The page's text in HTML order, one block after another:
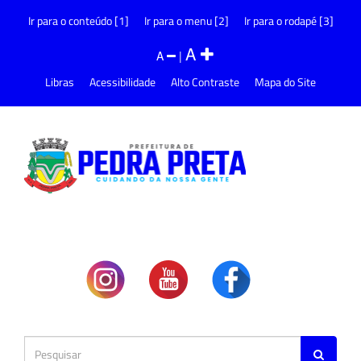
Ir para o conteúdo [1] Ir para o menu [2] Ir para o rodapé [3]
A |A
Libras Acessibilidade Alto Contraste Mapa do Site